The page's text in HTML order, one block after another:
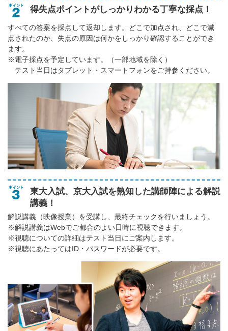
得失点ポイントがしっかりわかる丁寧な採点！
すべての答案を採点して返却します。どこで加点され、どこで減
点されたのか、失点の原因は何かをしっかり確認することができ
ます。
※電子採点を予定しています。（一部地域を除く）
テスト当日はタブレット・スマートフォンをご持参ください。
東大入試、京大入試を熟知した講師陣による解説
講義！
解説講義（映像授業）を受講し、最終チェックを行いましょう。
※解説講義はWebでご都合のよい日時に視聴できます。
※視聴についての詳細はテスト当日にご案内します。
※視聴にあたってはID・パスワードが必要です。